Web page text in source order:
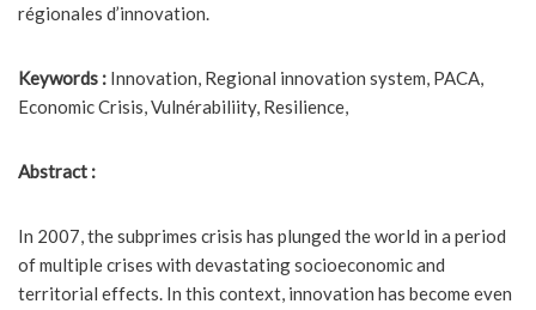
régionales d’innovation.
Keywords : Innovation, Regional innovation system, PACA,
Economic Crisis, Vulnérabiliity, Resilience,
Abstract :
In 2007, the subprimes crisis has plunged the world in a period
of multiple crises with devastating socioeconomic and
territorial effects. In this context, innovation has become even